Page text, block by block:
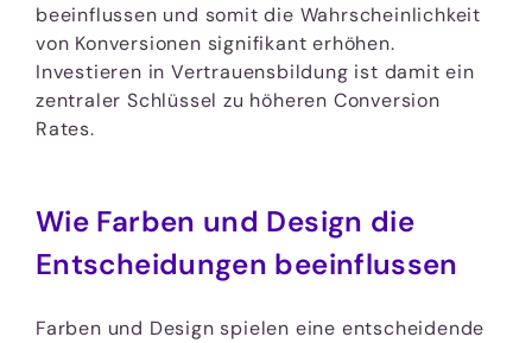
beeinflussen und somit die Wahrscheinlichkeit
von Konversionen signifikant erhöhen.
Investieren in Vertrauensbildung ist damit ein
zentraler Schlüssel zu höheren Conversion
Rates.
Wie Farben und Design die
Entscheidungen beeinflussen
Farben und Design spielen eine entscheidende